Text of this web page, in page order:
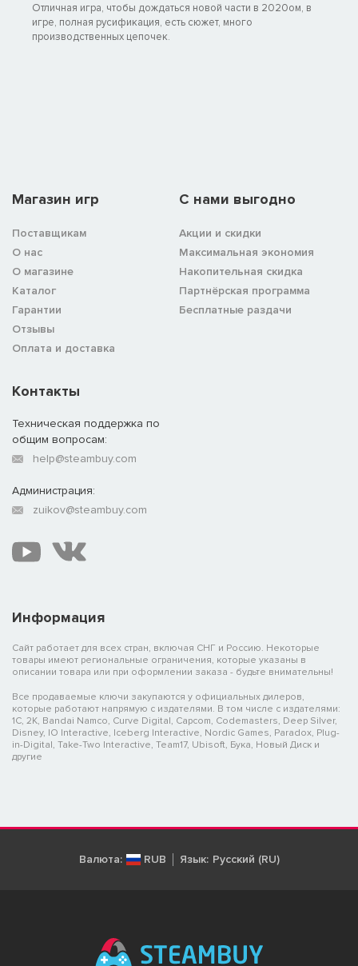
Отличная игра, чтобы дождаться новой части в 2020ом, в
игре, полная русификация, есть сюжет, много
производственных цепочек.
Магазин игр
Поставщикам
О нас
О магазине
Каталог
Гарантии
Отзывы
Оплата и доставка
C нами выгодно
Акции и скидки
Максимальная экономия
Накопительная скидка
Партнёрская программа
Бесплатные раздачи
Информация
Сайт работает для всех стран, включая СНГ и Россию. Некоторые
товары имеют региональные ограничения, которые указаны в
описании товара или при оформлении заказа - будьте внимательны!
Все продаваемые ключи закупаются у официальных дилеров,
которые работают напрямую с издателями. В том числе с издателями:
1C, 2K, Bandai Namco, Curve Digital, Capcom, Codemasters, Deep Silver,
Disney, IO Interactive, Iceberg Interactive, Nordic Games, Paradox, Plug-
in-Digital, Take-Two Interactive, Team17, Ubisoft, Бука, Новый Диск и
другие
Контакты
Техническая поддержка по
общим вопросам:
help@steambuy.com
Администрация:
zuikov@steambuy.com
Валюта: RUB Язык: Русский (RU)